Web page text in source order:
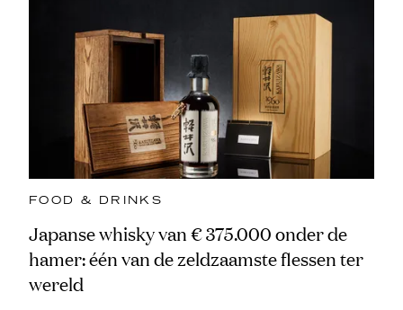
FOOD & DRINKS
Japanse whisky van € 375.000 onder de
hamer: één van de zeldzaamste flessen ter
wereld